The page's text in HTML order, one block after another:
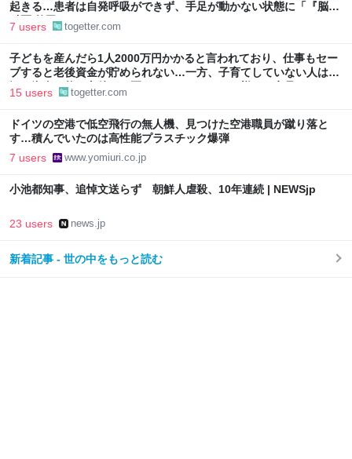
起きる…患者は自発呼吸ができず、手足が動かない状態に「『脳外
科医 竹田くん』かよ」
7 users togetter.com
子どもを産んだら1人2000万円かかると言われており、仕事もセー
ブすると老後資金が貯められない…一方、子育てしていない人は潤
沢な資金で悠々老後だと歪んでいるのでは？→様々な意見
15 users togetter.com
ドイツの空港で低空飛行の無人機、見つけた空港職員が蹴り落と
す…積んでいたのは高性能プラスチック爆弾
7 users www.yomiuri.co.jp
小池都知事、追悼文送らず 朝鮮人虐殺、10年連続 | NEWSjp
23 users news.jp
新着記事 - 世の中をもっと読む